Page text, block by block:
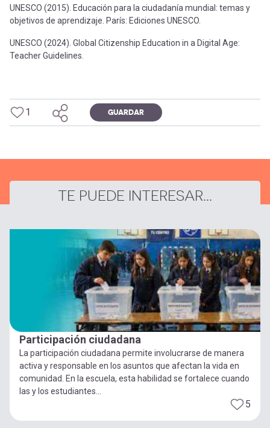
UNESCO (2015). Educación para la ciudadanía mundial: temas y
objetivos de aprendizaje. París: Ediciones UNESCO.
UNESCO (2024). Global Citizenship Education in a Digital Age:
Teacher Guidelines.
1 GUARDAR
TE PUEDE INTERESAR...
Participación ciudadana
La participación ciudadana permite involucrarse de manera
activa y responsable en los asuntos que afectan la vida en
comunidad. En la escuela, esta habilidad se fortalece cuando
las y los estudiantes...
5